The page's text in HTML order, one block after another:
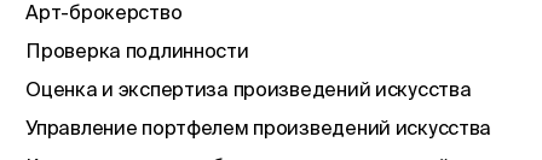
Арт-брокерство
Проверка подлинности
Оценка и экспертиза произведений искусства
Управление портфелем произведений искусства